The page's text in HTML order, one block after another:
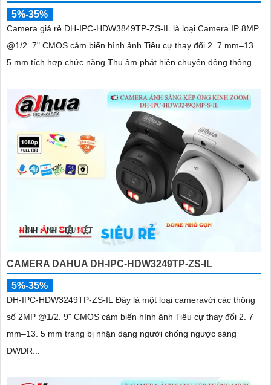
5%-35%
Camera giá rẻ DH-IPC-HDW3849TP-ZS-IL là loại Camera IP 8MP
@1/2. 7" CMOS cảm biến hình ảnh Tiêu cự thay đổi 2. 7 mm–13.
5 mm tích hợp chức năng Thu âm phát hiện chuyển động thông...
CAMERA DAHUA DH-IPC-HDW3249TP-ZS-IL
5%-35%
DH-IPC-HDW3249TP-ZS-IL Đây là một loại cameravới các thông
số 2MP @1/2. 9" CMOS cảm biến hình ảnh Tiêu cự thay đổi 2. 7
mm–13. 5 mm trang bị nhận dạng người chống ngược sáng
DWDR...